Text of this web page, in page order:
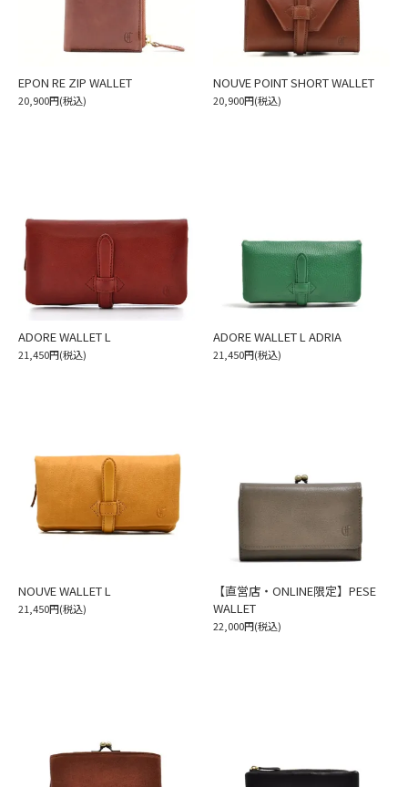
EPON RE ZIP WALLET
20,900円(税込)
NOUVE POINT SHORT WALLET
20,900円(税込)
ADORE WALLET L
21,450円(税込)
ADORE WALLET L ADRIA
21,450円(税込)
NOUVE WALLET L
21,450円(税込)
【直営店・ONLINE限定】PESE
WALLET
22,000円(税込)